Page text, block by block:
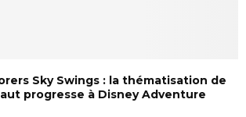
Sky Swings : la thématisation de
progresse à Disney Adventure